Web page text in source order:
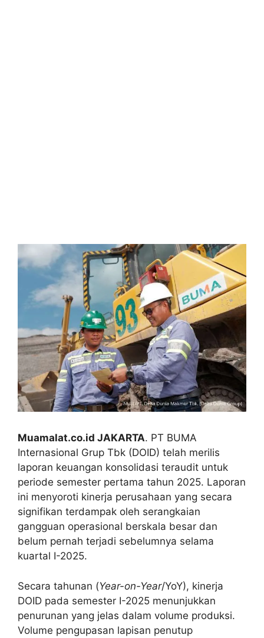
Muamalat.co.id JAKARTA. PT BUMA
Internasional Grup Tbk (DOID) telah merilis
laporan keuangan konsolidasi teraudit untuk
periode semester pertama tahun 2025. Laporan
ini menyoroti kinerja perusahaan yang secara
signifikan terdampak oleh serangkaian
gangguan operasional berskala besar dan
belum pernah terjadi sebelumnya selama
kuartal I-2025.
Secara tahunan (Year-on-Year/YoY), kinerja
DOID pada semester I-2025 menunjukkan
penurunan yang jelas dalam volume produksi.
Volume pengupasan lapisan penutup